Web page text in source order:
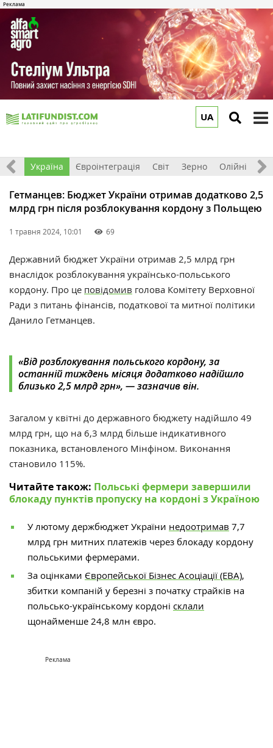
UA
Все Україна Євроінтеграція Світ Зерно Олійні
Гетманцев: Бюджет України отримав додатково 2,5
млрд грн після розблокування кордону з Польщею
1 травня 2024, 10:01 69
Державний бюджет України отримав 2,5 млрд грн
внаслідок розблокування українсько-польського
кордону. Про це повідомив голова Комітету Верховної
Ради з питань фінансів, податкової та митної політики
Данило Гетманцев.
«Від розблокування польського кордону, за
останній тиждень місяця додатково надійшло
близько 2,5 млрд грн», — зазначив він.
Загалом у квітні до державного бюджету надійшло 49
млрд грн, що на 6,3 млрд більше індикативного
показника, встановленого Мінфіном. Виконання
становило 115%.
Читайте також: Польські фермери завершили
блокаду пунктів пропуску на кордоні з Україною
У лютому держбюджет України недоотримав 7,7
млрд грн митних платежів через блокаду кордону
польськими фермерами.
За оцінками Європейської Бізнес Асоціації (ЕВА),
збитки компаній у березні з початку страйків на
польсько-українському кордоні склали
щонайменше 24,8 млн євро.
Реклама